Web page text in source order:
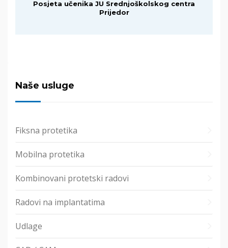
Posjeta učenika JU Srednjoškolskog centra
Prijedor
Naše usluge
Fiksna protetika
Mobilna protetika
Kombinovani protetski radovi
Radovi na implantatima
Udlage